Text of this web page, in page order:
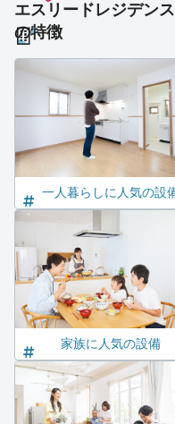
エスリードレジデン
の特徴
一人暮らしに人気の設
家族に人気の設備